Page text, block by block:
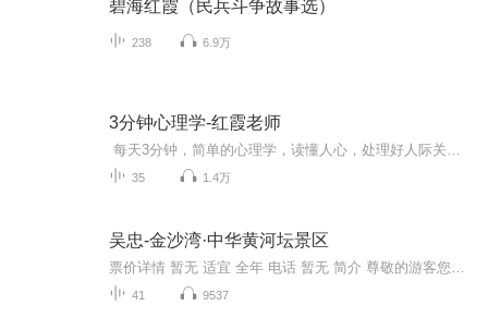
碧海红霞（民兵斗争故事选）
238 6.9万
3分钟心理学-红霞老师
35 1.4万
吴忠-金沙湾·中华黄河坛景区
41 9537